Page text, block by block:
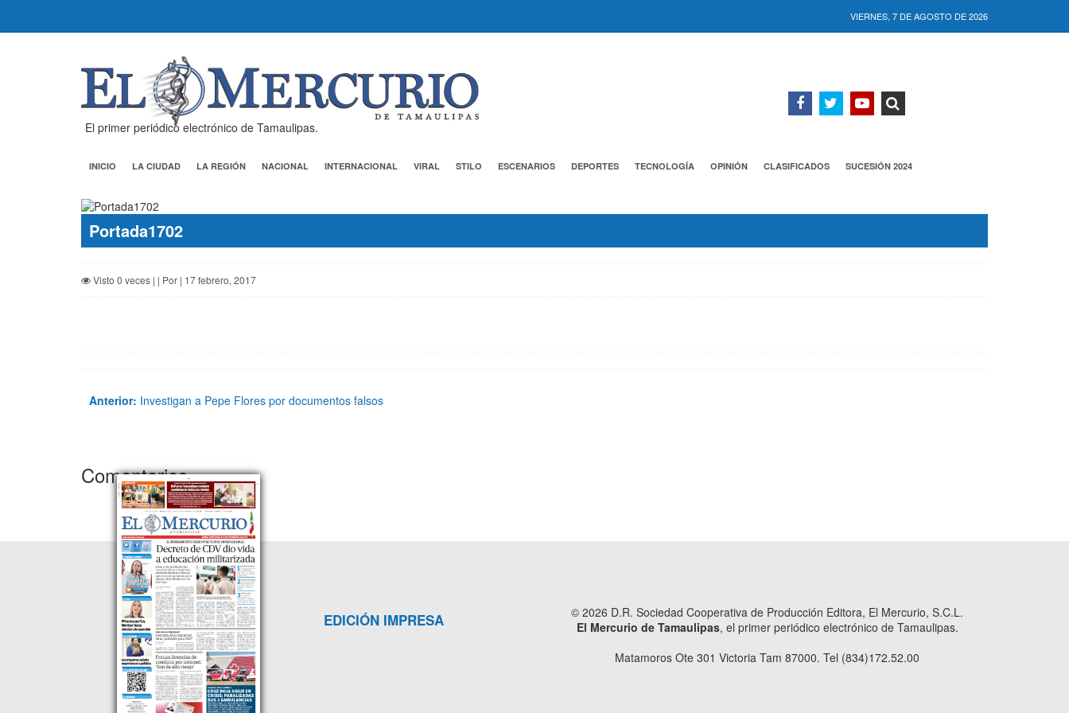
VIERNES, 7 DE AGOSTO DE 2026
El primer periódico electrónico de Tamaulipas.
INICIO LA CIUDAD LA REGIÓN NACIONAL INTERNACIONAL VIRAL STILO ESCENARIOS DEPORTES TECNOLOGÍA OPINIÓN CLASIFICADOS SUCESIÓN 2024
Portada1702
Visto 0 veces | | Por | 17 febrero, 2017
Anterior: Investigan a Pepe Flores por documentos falsos
Comentarios
EDICIÓN IMPRESA
© 2026 D.R. Sociedad Cooperativa de Producción Editora, El Mercurio, S.C.L.
El Mercurio de Tamaulipas, el primer periódico electrónico de Tamaulipas.
Matamoros Ote 301 Victoria Tam 87000. Tel (834)172.52.00